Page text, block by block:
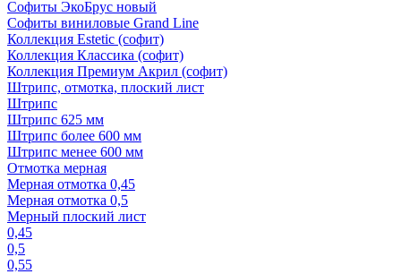
Софиты ЭкоБрус новый
Софиты виниловые Grand Line
Коллекция Estetic (софит)
Коллекция Классика (софит)
Коллекция Премиум Акрил (софит)
Штрипс, отмотка, плоский лист
Штрипс
Штрипс 625 мм
Штрипс более 600 мм
Штрипс менее 600 мм
Отмотка мерная
Мерная отмотка 0,45
Мерная отмотка 0,5
Мерный плоский лист
0,45
0,5
0,55